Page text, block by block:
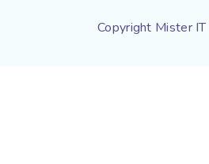
Copyright Mister